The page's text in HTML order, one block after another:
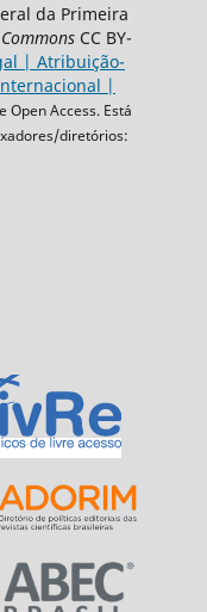
da Primeira
CC BY-
| Atribuição-
|
Open Access. Está
diretórios: